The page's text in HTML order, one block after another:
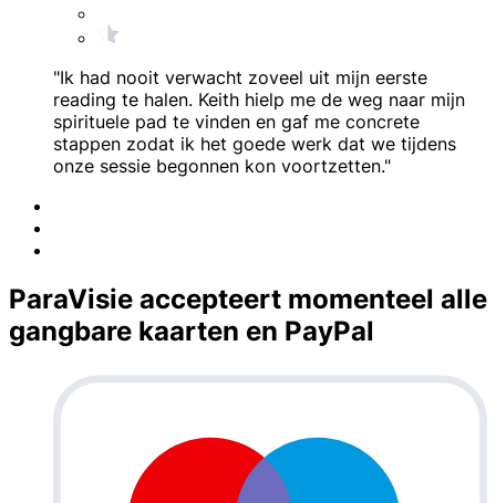
"Ik had nooit verwacht zoveel uit mijn eerste
reading te halen. Keith hielp me de weg naar mijn
spirituele pad te vinden en gaf me concrete
stappen zodat ik het goede werk dat we tijdens
onze sessie begonnen kon voortzetten."
ParaVisie accepteert momenteel alle
gangbare kaarten en PayPal